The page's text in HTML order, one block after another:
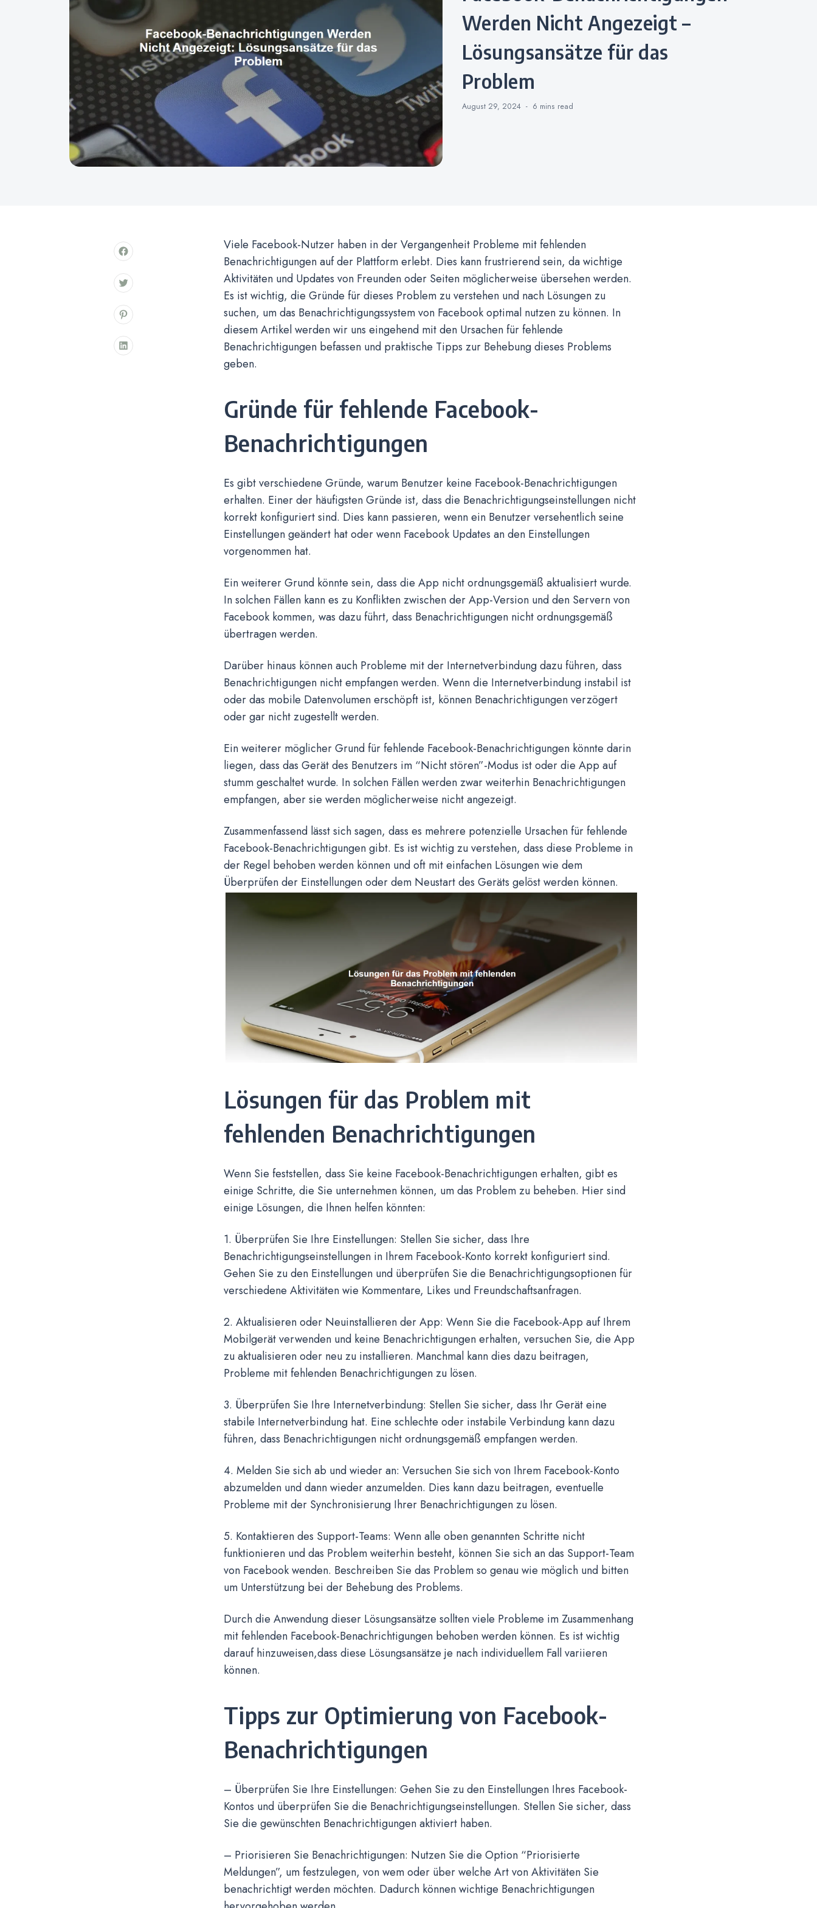
Werden Nicht Angezeigt –
Lösungsansätze für das
Problem
August 29, 2024 6 mins read
Viele Facebook-Nutzer haben in der Vergangenheit Probleme mit fehlenden
Benachrichtigungen auf der Plattform erlebt. Dies kann frustrierend sein, da wichtige
Aktivitäten und Updates von Freunden oder Seiten möglicherweise übersehen werden.
Es ist wichtig, die Gründe für dieses Problem zu verstehen und nach Lösungen zu
suchen, um das Benachrichtigungssystem von Facebook optimal nutzen zu können. In
diesem Artikel werden wir uns eingehend mit den Ursachen für fehlende
Benachrichtigungen befassen und praktische Tipps zur Behebung dieses Problems
geben.
Gründe für fehlende Facebook-
Benachrichtigungen
Es gibt verschiedene Gründe, warum Benutzer keine Facebook-Benachrichtigungen
erhalten. Einer der häufigsten Gründe ist, dass die Benachrichtigungseinstellungen nicht
korrekt konfiguriert sind. Dies kann passieren, wenn ein Benutzer versehentlich seine
Einstellungen geändert hat oder wenn Facebook Updates an den Einstellungen
vorgenommen hat.
Ein weiterer Grund könnte sein, dass die App nicht ordnungsgemäß aktualisiert wurde.
In solchen Fällen kann es zu Konflikten zwischen der App-Version und den Servern von
Facebook kommen, was dazu führt, dass Benachrichtigungen nicht ordnungsgemäß
übertragen werden.
Darüber hinaus können auch Probleme mit der Internetverbindung dazu führen, dass
Benachrichtigungen nicht empfangen werden. Wenn die Internetverbindung instabil ist
oder das mobile Datenvolumen erschöpft ist, können Benachrichtigungen verzögert
oder gar nicht zugestellt werden.
Ein weiterer möglicher Grund für fehlende Facebook-Benachrichtigungen könnte darin
liegen, dass das Gerät des Benutzers im “Nicht stören”-Modus ist oder die App auf
stumm geschaltet wurde. In solchen Fällen werden zwar weiterhin Benachrichtigungen
empfangen, aber sie werden möglicherweise nicht angezeigt.
Zusammenfassend lässt sich sagen, dass es mehrere potenzielle Ursachen für fehlende
Facebook-Benachrichtigungen gibt. Es ist wichtig zu verstehen, dass diese Probleme in
der Regel behoben werden können und oft mit einfachen Lösungen wie dem
Überprüfen der Einstellungen oder dem Neustart des Geräts gelöst werden können.
Lösungen für das Problem mit
fehlenden Benachrichtigungen
Wenn Sie feststellen, dass Sie keine Facebook-Benachrichtigungen erhalten, gibt es
einige Schritte, die Sie unternehmen können, um das Problem zu beheben. Hier sind
einige Lösungen, die Ihnen helfen könnten:
1. Überprüfen Sie Ihre Einstellungen: Stellen Sie sicher, dass Ihre
Benachrichtigungseinstellungen in Ihrem Facebook-Konto korrekt konfiguriert sind.
Gehen Sie zu den Einstellungen und überprüfen Sie die Benachrichtigungsoptionen für
verschiedene Aktivitäten wie Kommentare, Likes und Freundschaftsanfragen.
2. Aktualisieren oder Neuinstallieren der App: Wenn Sie die Facebook-App auf Ihrem
Mobilgerät verwenden und keine Benachrichtigungen erhalten, versuchen Sie, die App
zu aktualisieren oder neu zu installieren. Manchmal kann dies dazu beitragen,
Probleme mit fehlenden Benachrichtigungen zu lösen.
3. Überprüfen Sie Ihre Internetverbindung: Stellen Sie sicher, dass Ihr Gerät eine
stabile Internetverbindung hat. Eine schlechte oder instabile Verbindung kann dazu
führen, dass Benachrichtigungen nicht ordnungsgemäß empfangen werden.
4. Melden Sie sich ab und wieder an: Versuchen Sie sich von Ihrem Facebook-Konto
abzumelden und dann wieder anzumelden. Dies kann dazu beitragen, eventuelle
Probleme mit der Synchronisierung Ihrer Benachrichtigungen zu lösen.
5. Kontaktieren des Support-Teams: Wenn alle oben genannten Schritte nicht
funktionieren und das Problem weiterhin besteht, können Sie sich an das Support-Team
von Facebook wenden. Beschreiben Sie das Problem so genau wie möglich und bitten
um Unterstützung bei der Behebung des Problems.
Durch die Anwendung dieser Lösungsansätze sollten viele Probleme im Zusammenhang
mit fehlenden Facebook-Benachrichtigungen behoben werden können. Es ist wichtig
darauf hinzuweisen,dass diese Lösungsansätze je nach individuellem Fall variieren
können.
Tipps zur Optimierung von Facebook-
Benachrichtigungen
– Überprüfen Sie Ihre Einstellungen: Gehen Sie zu den Einstellungen Ihres Facebook-
Kontos und überprüfen Sie die Benachrichtigungseinstellungen. Stellen Sie sicher, dass
Sie die gewünschten Benachrichtigungen aktiviert haben.
– Priorisieren Sie Benachrichtigungen: Nutzen Sie die Option “Priorisierte
Meldungen”, um festzulegen, von wem oder über welche Art von Aktivitäten Sie
benachrichtigt werden möchten. Dadurch können wichtige Benachrichtigungen